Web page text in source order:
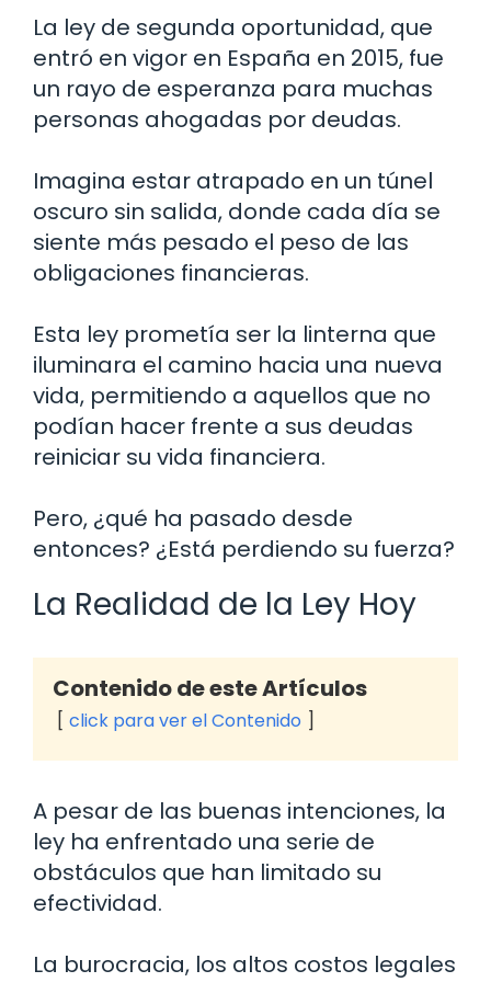
La ley de segunda oportunidad, que
entró en vigor en España en 2015, fue
un rayo de esperanza para muchas
personas ahogadas por deudas.
Imagina estar atrapado en un túnel
oscuro sin salida, donde cada día se
siente más pesado el peso de las
obligaciones financieras.
Esta ley prometía ser la linterna que
iluminara el camino hacia una nueva
vida, permitiendo a aquellos que no
podían hacer frente a sus deudas
reiniciar su vida financiera.
Pero, ¿qué ha pasado desde
entonces? ¿Está perdiendo su fuerza?
La Realidad de la Ley Hoy
Contenido de este Artículos
click para ver el Contenido
A pesar de las buenas intenciones, la
ley ha enfrentado una serie de
obstáculos que han limitado su
efectividad.
La burocracia, los altos costos legales